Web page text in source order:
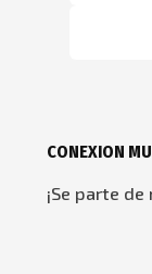
CONEXION
¡Se parte